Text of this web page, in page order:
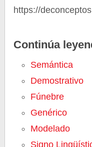
https://
Continúa
Semántica
Demostrativo
Fúnebre
Genérico
Modelado
Signo